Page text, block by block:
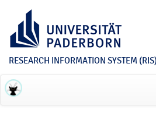
RESEARCH INFORMATION SYSTEM (RIS)